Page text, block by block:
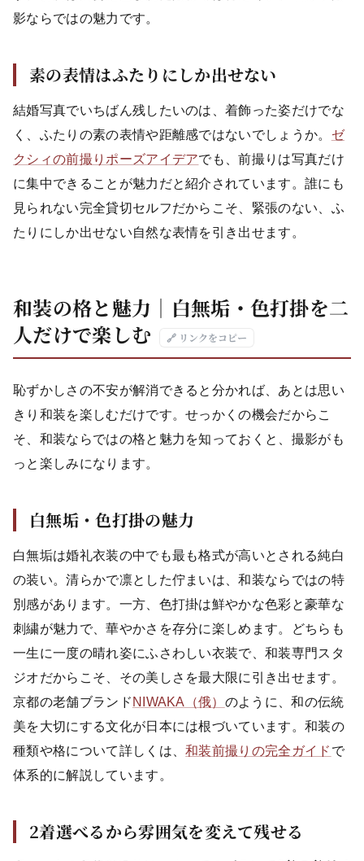
影ならではの魅力です。
素の表情はふたりにしか出せない
結婚写真でいちばん残したいのは、着飾った姿だけでな
く、ふたりの素の表情や距離感ではないでしょうか。 ゼ
クシィの前撮りポーズアイデアでも、前撮りは写真だけ
に集中できることが魅力だと紹介されています。誰にも
見られない完全貸切セルフだからこそ、緊張のない、ふ
たりにしか出せない自然な表情を引き出せます。
和装の格と魅力｜白無垢・色打掛を二
人だけで楽しむ
🔗 リンクをコピー
恥ずかしさの不安が解消できると分かれば、あとは思い
きり和装を楽しむだけです。せっかくの機会だからこ
そ、和装ならではの格と魅力を知っておくと、撮影がも
っと楽しみになります。
白無垢・色打掛の魅力
白無垢は婚礼衣装の中でも最も格式が高いとされる純白
の装い。清らかで凛とした佇まいは、和装ならではの特
別感があります。一方、色打掛は鮮やかな色彩と豪華な
刺繍が魅力で、華やかさを存分に楽しめます。どちらも
一生に一度の晴れ姿にふさわしい衣装で、和装専門スタ
ジオだからこそ、その美しさを最大限に引き出せます。
京都の老舗ブランド NIWAKA（俄） のように、和の伝統
美を大切にする文化が日本には根づいています。和装の
種類や格について詳しくは、和装前撮りの完全ガイド で
体系的に解説しています。
2着選べるから雰囲気を変えて残せる